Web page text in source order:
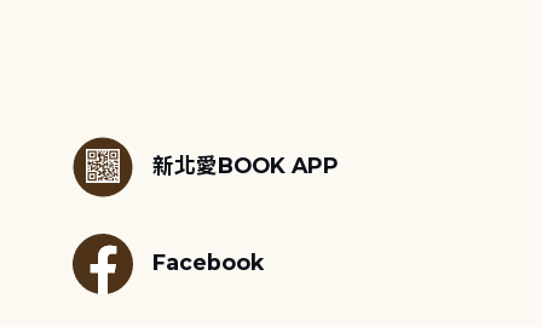
新北愛BOOK APP
Facebook